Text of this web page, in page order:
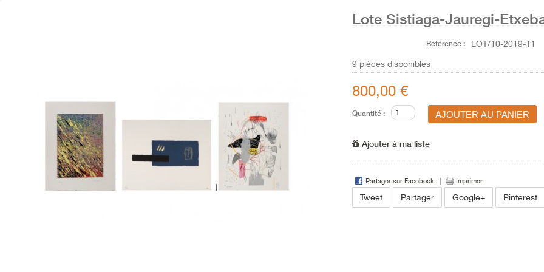
Lote Sistiaga-Jauregi-
Référence : LOT/10-2019-11
9 pièces disponibles
800,00 €
Quantité :
Ajouter à ma liste
Partager sur Facebook Imprimer
Tweet Partager Google+ Pinterest